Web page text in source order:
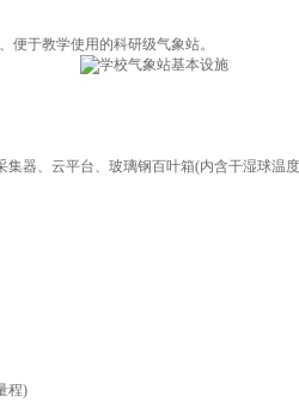
便于教学使用的科研级气象站。
器、云平台、玻璃钢百叶箱(内含干湿球温
程)